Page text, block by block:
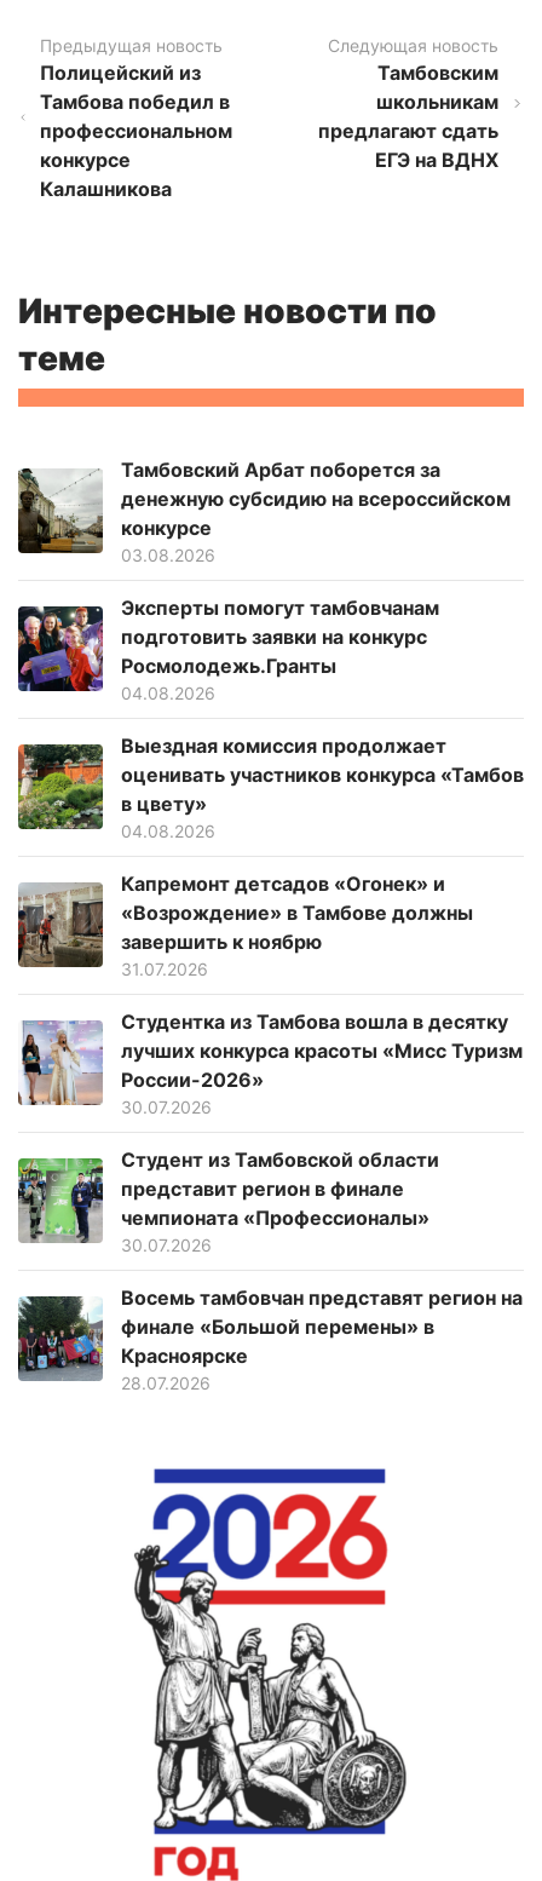
Предыдущая новость
Полицейский из
Тамбова победил в
профессиональном
конкурсе
Калашникова
Следующая новость
Тамбовским
школьникам
предлагают сдать
ЕГЭ на ВДНХ
Интересные новости по
теме
Тамбовский Арбат поборется за
денежную субсидию на всероссийском
конкурсе
03.08.2026
Эксперты помогут тамбовчанам
подготовить заявки на конкурс
Росмолодежь.Гранты
04.08.2026
Выездная комиссия продолжает
оценивать участников конкурса «Тамбов
в цвету»
04.08.2026
Капремонт детсадов «Огонек» и
«Возрождение» в Тамбове должны
завершить к ноябрю
31.07.2026
Студентка из Тамбова вошла в десятку
лучших конкурса красоты «Мисс Туризм
России-2026»
30.07.2026
Студент из Тамбовской области
представит регион в финале
чемпионата «Профессионалы»
30.07.2026
Восемь тамбовчан представят регион на
финале «Большой перемены» в
Красноярске
28.07.2026